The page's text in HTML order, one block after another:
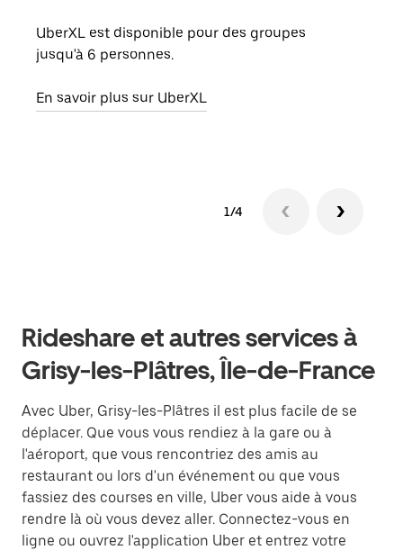
UberXL est disponible pour des groupes
jusqu'à 6 personnes.
En savoir plus sur UberXL
1/4
Rideshare et autres services à
Grisy-les-Plâtres, Île-de-France
Avec Uber, Grisy-les-Plâtres il est plus facile de se
déplacer. Que vous vous rendiez à la gare ou à
l'aéroport, que vous rencontriez des amis au
restaurant ou lors d'un événement ou que vous
fassiez des courses en ville, Uber vous aide à vous
rendre là où vous devez aller. Connectez-vous en
ligne ou ouvrez l'application Uber et entrez votre